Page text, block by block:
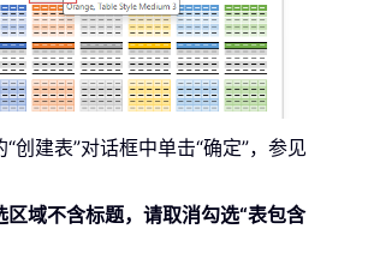
创建表”对话框中单击“确定”，参见
区域不含标题，请取消勾选“表包含